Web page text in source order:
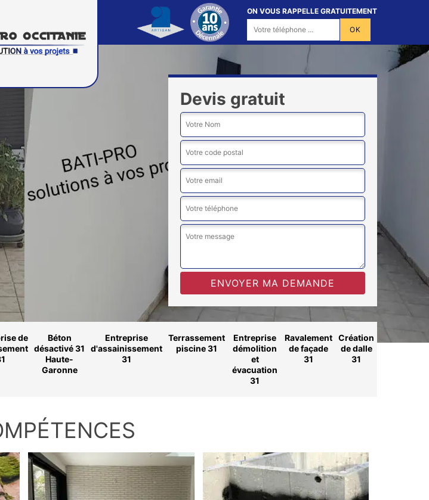
ON VOUS RAPPELLE GRATUITEMENT
Devis gratuit
de
Béton
désactivé 31
Haute-
Garonne
Entreprise
d'assainissement
31
Terrassement
piscine 31
Entreprise
démolition
et
évacuation
31
Ravalement
de façade
31
Création
de dalle
31